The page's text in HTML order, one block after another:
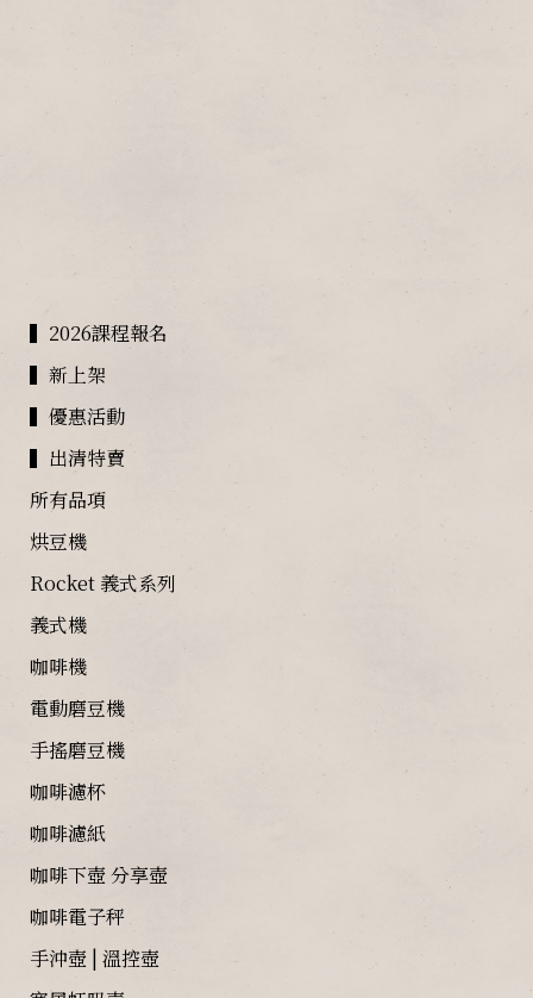
▍2026課程報名
▍新上架
▍優惠活動
▍出清特賣
所有品項
烘豆機
Rocket 義式系列
義式機
咖啡機
電動磨豆機
手搖磨豆機
咖啡濾杯
咖啡濾紙
咖啡下壺 分享壺
咖啡電子秤
手沖壺 | 溫控壺